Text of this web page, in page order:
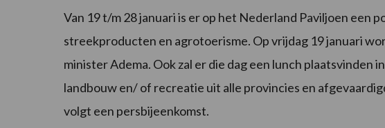
Van 19 t/m 28 januari is er op het Nederland Paviljoen een
streekproducten en agrotoerisme. Op vrijdag 19 januari
minister Adema. Ook zal er die dag een lunch plaatsvinden
landbouw en/ of recreatie uit alle provincies en
volgt een persbijeenkomst.